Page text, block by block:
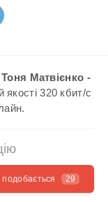
Тоня Матвієнко -
якості 320 кбит/с
подобається 29